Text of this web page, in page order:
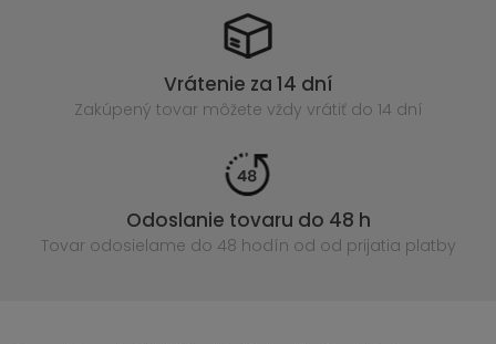
Vrátenie za 14 dní
Zakúpený tovar môžete vždy vrátiť do 14 dní
Odoslanie tovaru do 48 h
Tovar odosielame do 48 hodín od od prijatia platby